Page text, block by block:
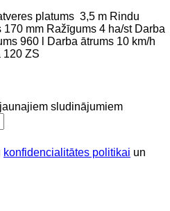
platums 3,5 m Rindu
170 mm Ražīgums 4 ha/st Darba
960 l Darba ātrums 10 km/h
120 ZS
sludinājumiem
konfidencialitātes politikai un